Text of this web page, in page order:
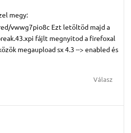
megy:
vwwg7pio8c Ezt letöltöd majd a
fájlt megnyitod a firefoxal
megaupload sx 4.3 --> enabled és
Válasz